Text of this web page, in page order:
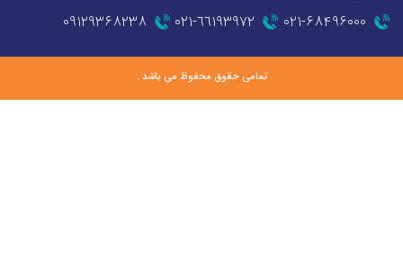
٦٦١٩٣٩٧٢-٠٢١ ۰۹۱۲۹۳۶۸۲۳۸
تمامی حقوق محفوظ می باشد .